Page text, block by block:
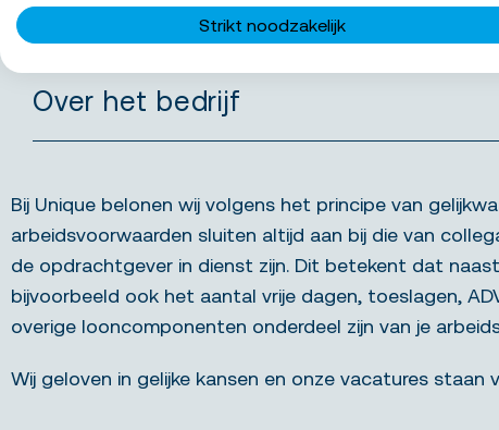
Functie-eisen
Over het bedrijf
Bij Unique belonen wij volgens het principe van
arbeidsvoorwaarden sluiten altijd aan bij die van
de opdrachtgever in dienst zijn. Dit betekent dat
bijvoorbeeld ook het aantal vrije dagen, toeslagen,
overige looncomponenten onderdeel zijn van je
Wij geloven in gelijke kansen en onze vacatures staan
Strikt noodzakelijk